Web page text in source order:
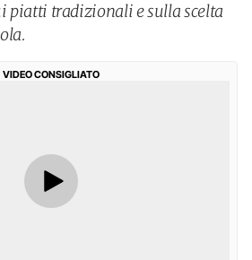
piatti tradizionali e sulla scelta
VIDEO CONSIGLIATO